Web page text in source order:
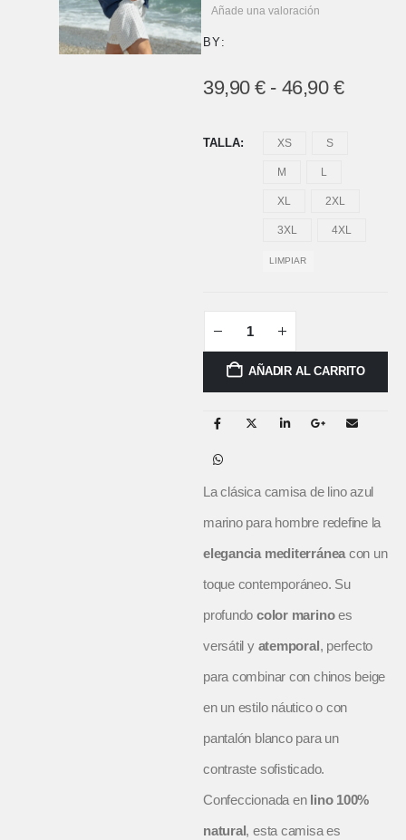
Añade una valoración
BY:
39,90€ - 46,90 €
TALLA XS S
M L
XL 2XL
3XL 4XL
LIMPIAR
AÑADIR AL CARRITO
La clásica camisa de lino azul
marino para hombre redefine la
elegancia mediterránea con un
toque contemporáneo. Su
profundo color marinoes
versátil y atemporal, perfecto
para combinar con chinos beige
en un estilo náutico o con
pantalón blanco para un
contraste sofisticado.
Confeccionada en lino 100%
natural, esta camisa es